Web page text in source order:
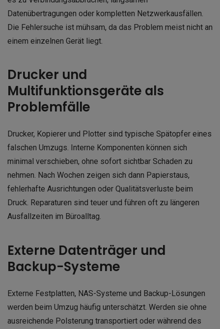
Datenübertragungen oder kompletten Netzwerkausfällen.
Die Fehlersuche ist mühsam, da das Problem meist nicht an
einem einzelnen Gerät liegt.
Drucker und
Multifunktionsgeräte als
Problemfälle
Drucker, Kopierer und Plotter sind typische Spätopfer eines
falschen Umzugs. Interne Komponenten können sich
minimal verschieben, ohne sofort sichtbar Schaden zu
nehmen. Nach Wochen zeigen sich dann Papierstaus,
fehlerhafte Ausrichtungen oder Qualitätsverluste beim
Druck. Reparaturen sind teuer und führen oft zu längeren
Ausfallzeiten im Büroalltag.
Externe Datenträger und
Backup-Systeme
Externe Festplatten, NAS-Systeme und Backup-Lösungen
werden beim Umzug häufig unterschätzt. Werden sie ohne
ausreichende Polsterung transportiert oder während des